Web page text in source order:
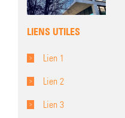
LIENS UTILES
Lien 1
Lien 2
Lien 3